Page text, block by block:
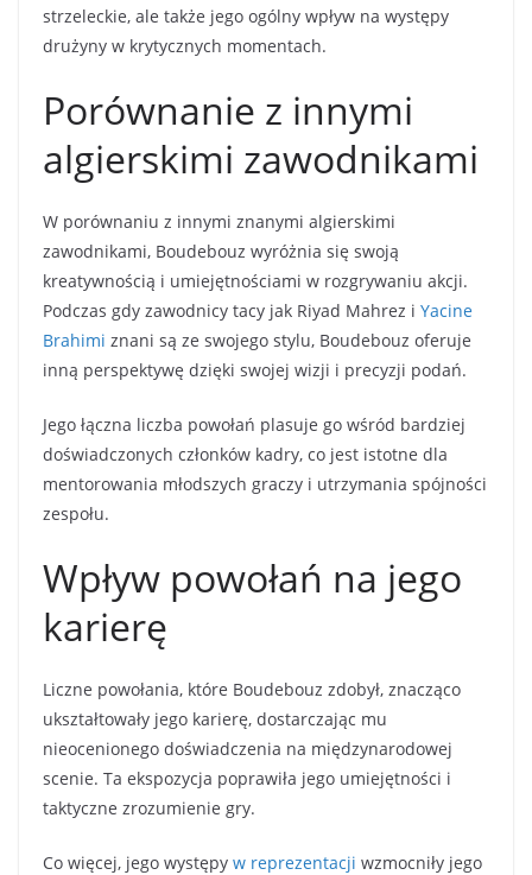
strzeleckie, ale także jego ogólny wpływ na występy
drużyny w krytycznych momentach.
Porównanie z innymi
algierskimi zawodnikami
W porównaniu z innymi znanymi algierskimi
zawodnikami, Boudebouz wyróżnia się swoją
kreatywnością i umiejętnościami w rozgrywaniu akcji.
Podczas gdy zawodnicy tacy jak Riyad Mahrez i Yacine
Brahimi znani są ze swojego stylu, Boudebouz oferuje
inną perspektywę dzięki swojej wizji i precyzji podań.
Jego łączna liczba powołań plasuje go wśród bardziej
doświadczonych członków kadry, co jest istotne dla
mentorowania młodszych graczy i utrzymania spójności
zespołu.
Wpływ powołań na jego
karierę
Liczne powołania, które Boudebouz zdobył, znacząco
ukształtowały jego karierę, dostarczając mu
nieocenionego doświadczenia na międzynarodowej
scenie. Ta ekspozycja poprawiła jego umiejętności i
taktyczne zrozumienie gry.
Co więcej, jego występy w reprezentacji wzmocniły jego